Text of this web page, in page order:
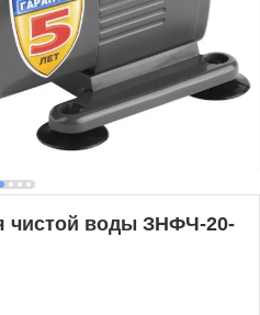
чистой воды ЗНФЧ-20-